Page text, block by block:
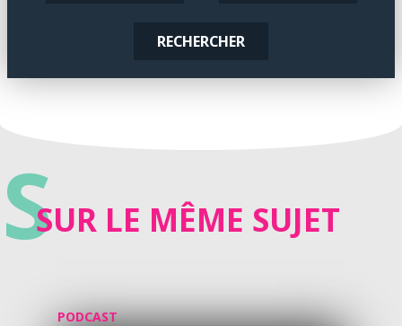
RECHERCHER
SSUR LE MÊME SUJET
PODCAST